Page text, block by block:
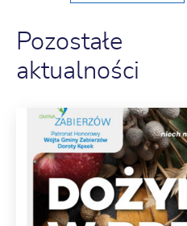
Pozostałe
aktualności